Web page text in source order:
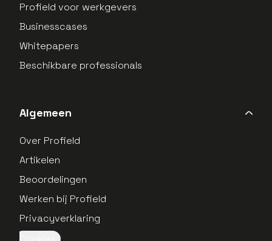
van een droombaan voor techneuten.”
Gesille Laseur
Profield voor werkgevers
Businesscases
Whitepapers
Beschikbare professionals
Algemeen
Over Profield
Artikelen
Beoordelingen
Werken bij Profield
Privacyverklaring